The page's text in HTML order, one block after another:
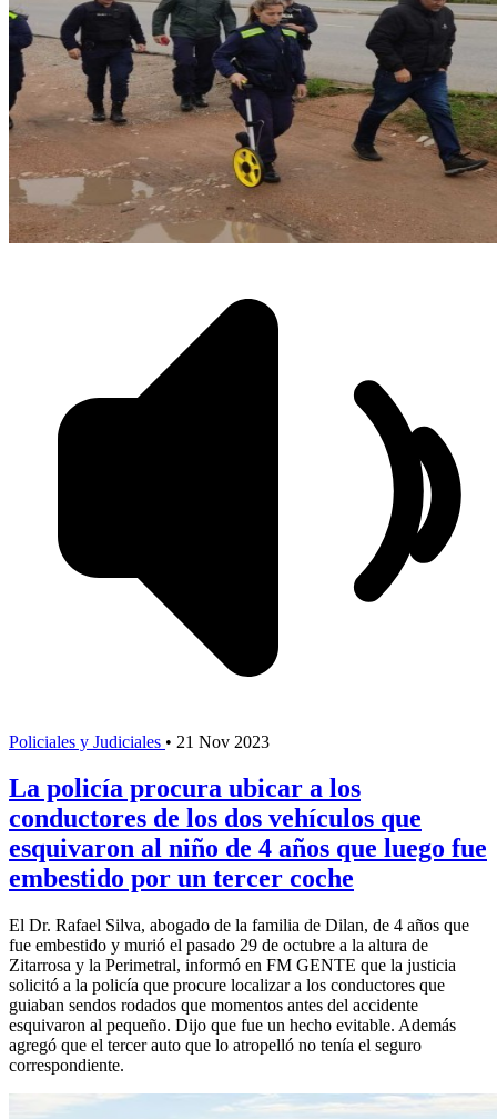
Policiales y Judiciales • 21 Nov 2023
La policía procura ubicar a los
conductores de los dos vehículos que
esquivaron al niño de 4 años que luego fue
embestido por un tercer coche
El Dr. Rafael Silva, abogado de la familia de Dilan, de 4 años que
fue embestido y murió el pasado 29 de octubre a la altura de
Zitarrosa y la Perimetral, informó en FM GENTE que la justicia
solicitó a la policía que procure localizar a los conductores que
guiaban sendos rodados que momentos antes del accidente
esquivaron al pequeño. Dijo que fue un hecho evitable. Además
agregó que el tercer auto que lo atropelló no tenía el seguro
correspondiente.